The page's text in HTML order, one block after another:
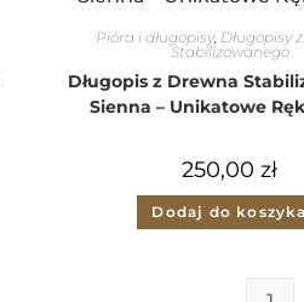
Pióra i długopisy, Długopisy
Stabilizowanego
Długopis z Drewna
Sienna – Unikatowe
250,00 zł
Dodaj do